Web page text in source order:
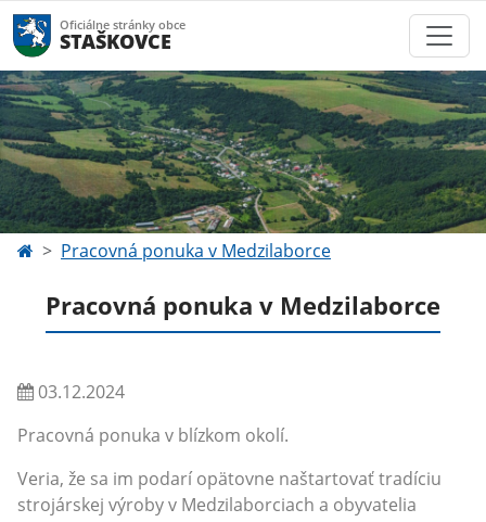
Oficiálne stránky obce
STAŠKOVCE
Pracovná ponuka v Medzilaborce
Pracovná ponuka v Medzilaborce
03.12.2024
Pracovná ponuka v blízkom okolí.
Veria, že sa im podarí opätovne naštartovať tradíciu
strojárskej výroby v Medzilaborciach a obyvatelia